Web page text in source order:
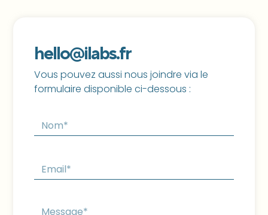
hello@ilabs.fr
Vous pouvez aussi nous joindre via le
formulaire disponible ci-dessous :